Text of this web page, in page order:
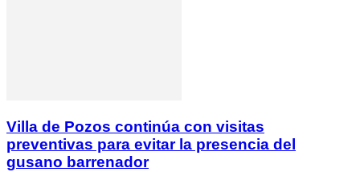
Villa de Pozos continúa con visitas
preventivas para evitar la presencia del
gusano barrenador